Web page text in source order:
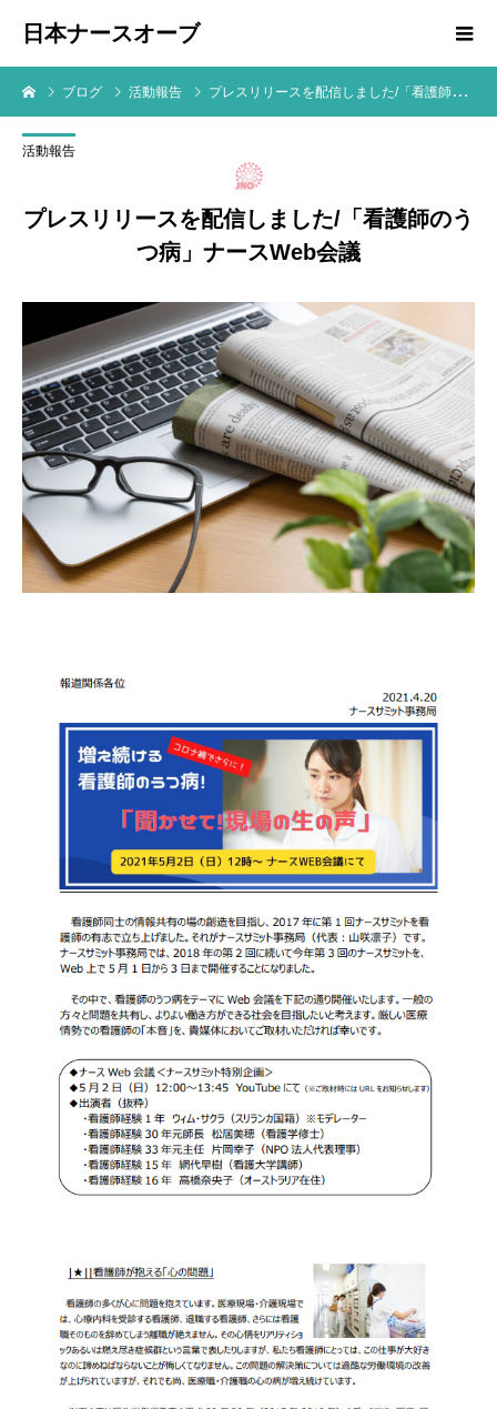
日本ナースオーブ
ブログ 活動報告 プレスリリースを配信しました/「看護師のうつ病」ナースWeb会議
活動報告
プレスリリースを配信しました/「看護師のう
つ病」ナースWeb会議